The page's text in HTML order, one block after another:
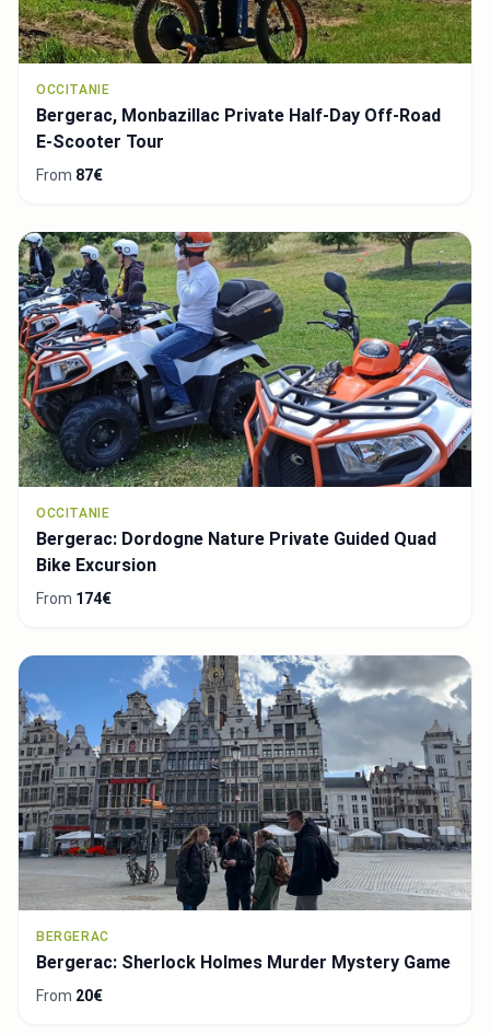
OCCITANIE
Bergerac, Monbazillac Private Half-Day Off-Road
E-Scooter Tour
From 87€
OCCITANIE
Bergerac: Dordogne Nature Private Guided Quad
Bike Excursion
From 174€
BERGERAC
Bergerac: Sherlock Holmes Murder Mystery Game
From 20€